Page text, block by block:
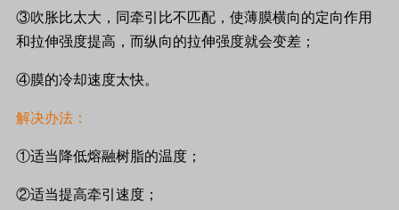
③吹胀比太大，同牵引比不匹配，使薄膜横向的定向作用
和拉伸强度提高，而纵向的拉伸强度就会变差；
④膜的冷却速度太快。
解决办法：
①适当降低熔融树脂的温度；
②适当提高牵引速度；